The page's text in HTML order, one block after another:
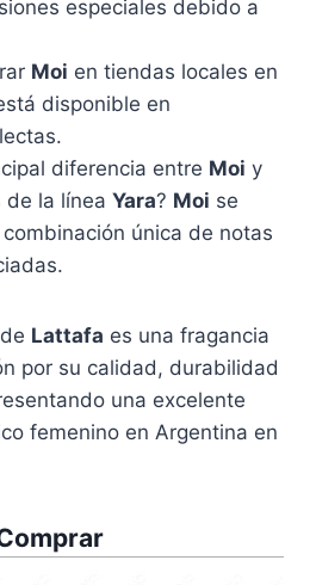
especiales debido a
Moi en tiendas locales en
disponible en
diferencia entre Moi y
de la línea Yara? Moi se
única de notas
de Lattafa es una fragancia
por su calidad, durabilidad
una excelente
femenino en Argentina en